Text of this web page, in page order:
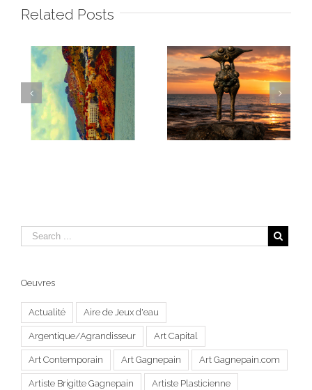
Related Posts
Oeuvres
Actualité Aire de Jeux d'eau
Argentique/Agrandisseur Art Capital
Art Contemporain Art Gagnepain Art Gagnepain.com
Artiste Brigitte Gagnepain Artiste Plasticienne